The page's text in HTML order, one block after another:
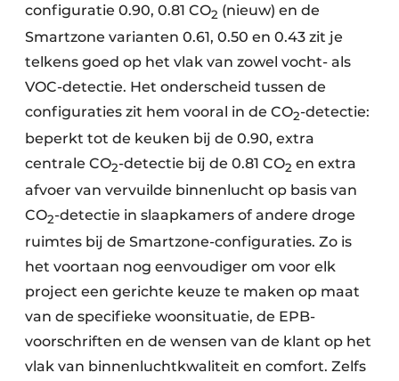
configuratie 0.90, 0.81 CO2 (nieuw) en de
Smartzone varianten 0.61, 0.50 en 0.43 zit je
telkens goed op het vlak van zowel vocht- als
VOC-detectie. Het onderscheid tussen de
configuraties zit hem vooral in de CO2-detectie:
beperkt tot de keuken bij de 0.90, extra
centrale CO2-detectie bij de 0.81 CO2 en extra
afvoer van vervuilde binnenlucht op basis van
CO2-detectie in slaapkamers of andere droge
ruimtes bij de Smartzone-configuraties. Zo is
het voortaan nog eenvoudiger om voor elk
project een gerichte keuze te maken op maat
van de specifieke woonsituatie, de EPB-
voorschriften en de wensen van de klant op het
vlak van binnenluchtkwaliteit en comfort. Zelfs